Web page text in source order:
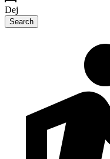
Dej
Search